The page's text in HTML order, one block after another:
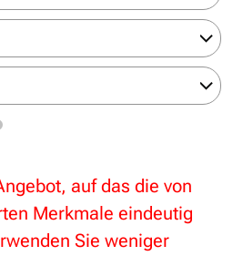
auf das die von
Merkmale eindeutig
Sie weniger